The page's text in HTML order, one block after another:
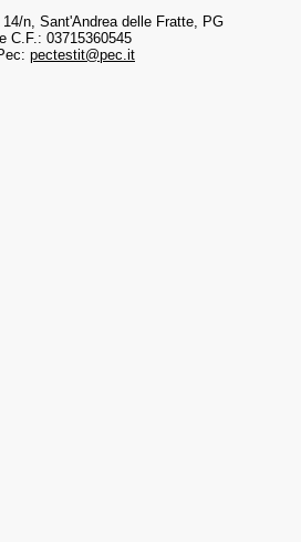
n, Sant'Andrea delle Fratte, PG
C.F.: 03715360545
pectestit@pec.it